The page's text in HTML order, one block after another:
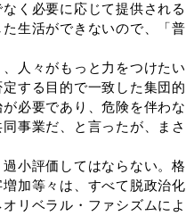
く必要に応じて提供され
生活ができないので、「
人々がもっと力をつけた
する目的で一致した集団的
必要であり、危険を伴わ
事業だ、と言ったが、ま
小評価してはならない。
加等々は、すべて脱政治
リベラル・ファシズムに